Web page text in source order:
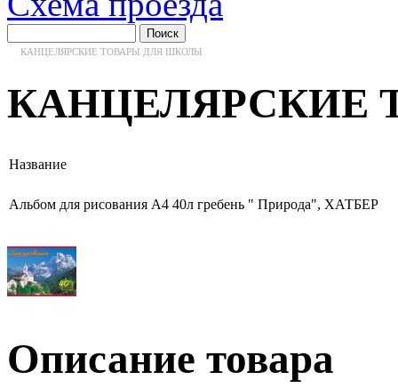
КАНЦЕЛЯРСКИЕ ТОВАРЫ ДЛЯ ШКОЛЫ
КАНЦЕЛЯРСКИЕ
Название
Альбом для рисования А4 40л гребень " Природа", ХАТБЕР
Описание товара